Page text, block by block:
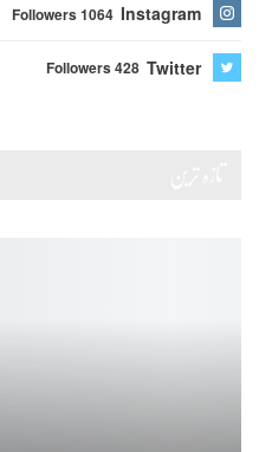
Instagram
Followers 1064
Twitter
Followers 428